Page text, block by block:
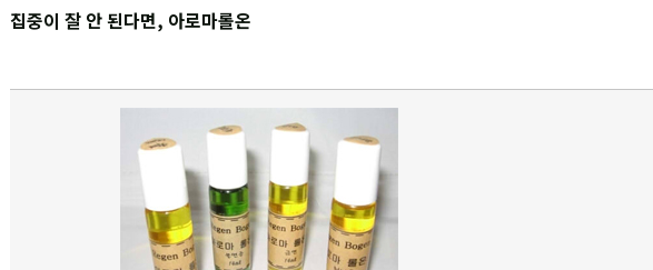
집중이 잘 안 된다면, 아로마롤온